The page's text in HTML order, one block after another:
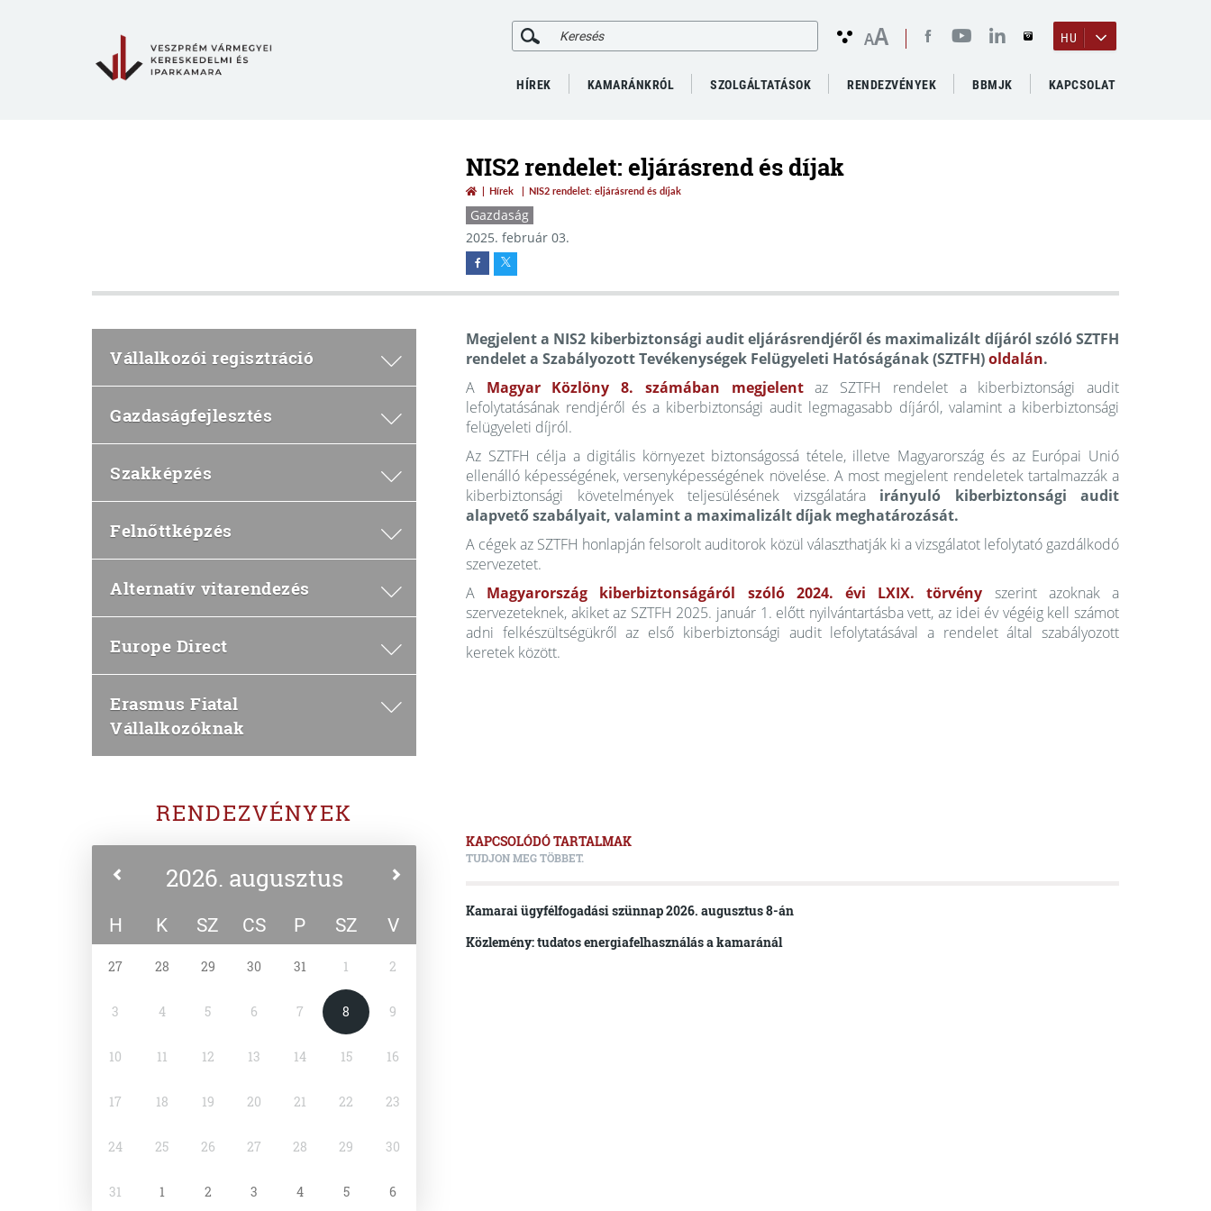
AA HU
HÍREK KAMARÁNKRÓL SZOLGÁLTATÁSOK RENDEZVÉNYEK BBMJK KAPCSOLAT
NIS2 rendelet: eljárásrend és díjak
Hírek NIS2 rendelet: eljárásrend és díjak
Gazdaság
2025. február 03.
Vállalkozói regisztráció
Gazdaságfejlesztés
Szakképzés
Felnőttképzés
Alternatív vitarendezés
Europe Direct
Erasmus Fiatal
Vállalkozóknak
RENDEZVÉNYEK
2026. augusztus
H K SZ CS P SZ V
27 28 29 30 31 1 2
3 4 5 6 7 8 9
10 11 12 13 14 15 16
17 18 19 20 21 22 23
24 25 26 27 28 29 30
31 1 2 3 4 5 6
Megjelent a NIS2 kiberbiztonsági audit eljárásrendjéről és maximalizált díjáról szóló SZTFH
rendelet a Szabályozott Tevékenységek Felügyeleti Hatóságának (SZTFH)oldalán.
A Magyar Közlöny 8. számában megjelentaz SZTFH rendelet a kiberbiztonsági audit
lefolytatásának rendjéről és a kiberbiztonsági audit legmagasabb díjáról, valamint a kiberbiztonsági
felügyeleti díjról.
Az SZTFH célja a digitális környezet biztonságossá tétele, illetve Magyarország és az Európai Unió
ellenálló képességének, versenyképességének növelése. A most megjelent rendeletek tartalmazzák a
kiberbiztonsági követelmények teljesülésének vizsgálatára irányuló kiberbiztonsági audit
alapvető szabályait, valamint a maximalizált díjak meghatározását.
A cégek az SZTFH honlapján felsorolt auditorok közül választhatják ki a vizsgálatot lefolytató gazdálkodó
szervezetet.
A Magyarország kiberbiztonságáról szóló 2024. évi LXIX. törvény szerint azoknak a
szervezeteknek, akiket az SZTFH 2025. január 1. előtt nyilvántartásba vett, az idei év végéig kell számot
adni felkészültségükről az első kiberbiztonsági audit lefolytatásával a rendelet által szabályozott
keretek között.
KAPCSOLÓDÓ TARTALMAK
TUDJON MEG TÖBBET.
Kamarai ügyfélfogadási szünnap 2026. augusztus 8-án
Közlemény: tudatos energiafelhasználás a kamaránál